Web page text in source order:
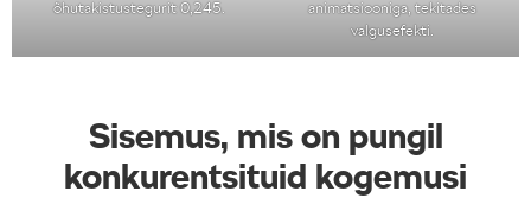
õhutakistustegurit 0,245.
animatsiooniga, tekitades
valgusefekti.
Sisemus, mis on pungil
konkurentsituid kogemusi